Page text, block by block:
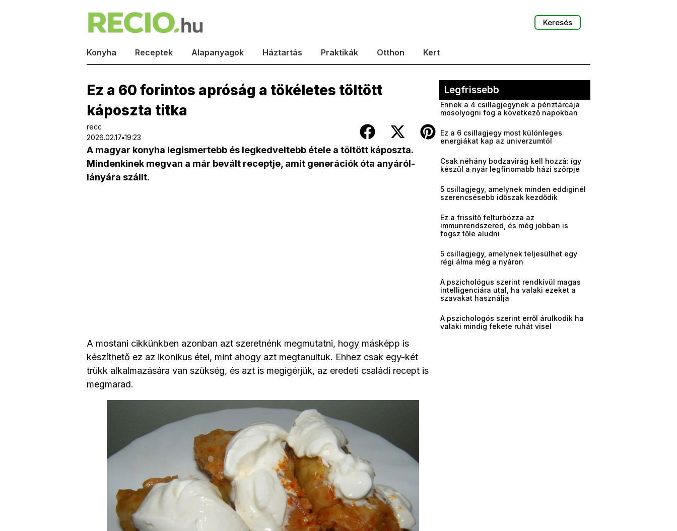
Keresés
Konyha Receptek Alapanyagok Háztartás Praktikák Otthon Kert
Ez a 60 forintos apróság a tökéletes töltött
káposzta titka
recc
2026.02.17▪19:23
A magyar konyha legismertebb és legkedveltebb étele a töltött káposzta.
Mindenkinek megvan a már bevált receptje, amit generációk óta anyáról-
lányára szállt.
A mostani cikkünkben azonban azt szeretnénk megmutatni, hogy másképp is
készíthető ez az ikonikus étel, mint ahogy azt megtanultuk. Ehhez csak egy-két
trükk alkalmazására van szükség, és azt is megígérjük, az eredeti családi recept is
megmarad.
Legfrissebb
Ennek a 4 csillagjegynek a pénztárcája
mosolyogni fog a következő napokban
Ez a 6 csillagjegy most különleges
energiákat kap az univerzumtól
Csak néhány bodzavirág kell hozzá: így
készül a nyár legfinomabb házi szörpje
5 csillagjegy, amelynek minden eddiginél
szerencsésebb időszak kezdődik
Ez a frissítő felturbózza az
immunrendszered, és még jobban is
fogsz tőle aludni
5 csillagjegy, amelynek teljesülhet egy
régi álma még a nyáron
A pszichológus szerint rendkívül magas
intelligenciára utal, ha valaki ezeket a
szavakat használja
A pszichologós szerint erről árulkodik ha
valaki mindig fekete ruhát visel